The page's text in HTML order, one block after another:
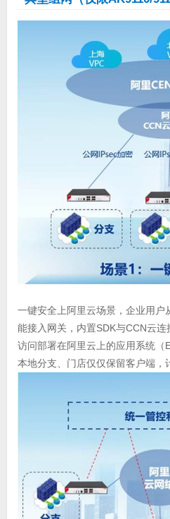
一键安全上阿里云场景，企业用户
能接入网关，内置SDK与CCN云
访问部署在阿里云上的应用系统（
本地分支、门店仅仅保留客户端，